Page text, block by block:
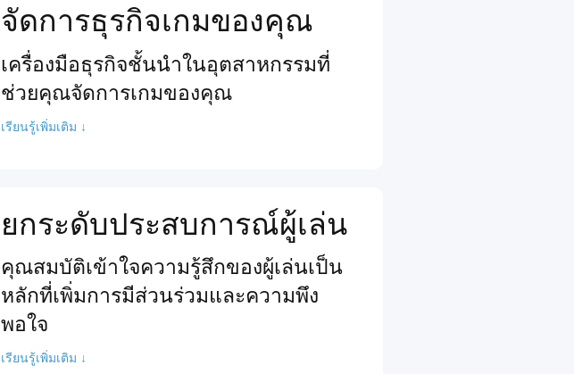
จัดการธุรกิจเกมของคุณ
เครื่องมือธุรกิจชั้นนำในอุตสาหกรรมที่
ช่วยคุณจัดการเกมของคุณ
เรียนรู้เพิ่มเติม ↓
ยกระดับประสบการณ์ผู้เล่น
คุณสมบัติเข้าใจความรู้สึกของผู้เล่นเป็น
หลักที่เพิ่มการมีส่วนร่วมและความพึง
พอใจ
เรียนรู้เพิ่มเติม ↓